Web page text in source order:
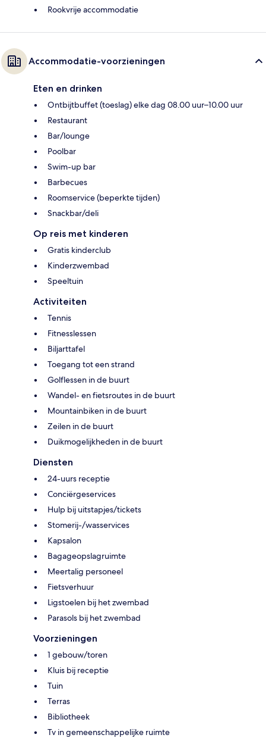
Rookvrije accommodatie
Accommodatie-voorzieningen
Eten en drinken
Ontbijtbuffet (toeslag) elke dag 08.00 uur–10.00 uur
Restaurant
Bar/lounge
Poolbar
Swim-up bar
Barbecues
Roomservice (beperkte tijden)
Snackbar/deli
Op reis met kinderen
Gratis kinderclub
Kinderzwembad
Speeltuin
Activiteiten
Tennis
Fitnesslessen
Biljarttafel
Toegang tot een strand
Golflessen in de buurt
Wandel- en fietsroutes in de buurt
Mountainbiken in de buurt
Zeilen in de buurt
Duikmogelijkheden in de buurt
Diensten
24-uurs receptie
Conciërgeservices
Hulp bij uitstapjes/tickets
Stomerij-/wasservices
Kapsalon
Bagageopslagruimte
Meertalig personeel
Fietsverhuur
Ligstoelen bij het zwembad
Parasols bij het zwembad
Voorzieningen
1 gebouw/toren
Kluis bij receptie
Tuin
Terras
Bibliotheek
Tv in gemeenschappelijke ruimte